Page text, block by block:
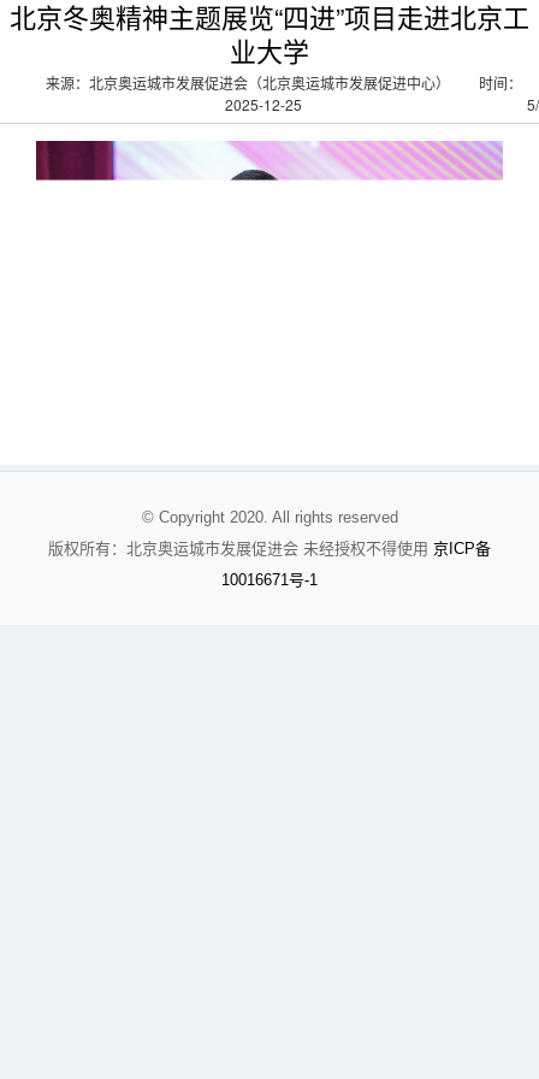
北京冬奥精神主题展览“四进”项目走进北京工
业大学
来源：北京奥运城市发展促进会（北京奥运城市发展促进中心）
时间：
2025-12-25
5/
© Copyright 2020. All rights reserved
版权所有：北京奥运城市发展促进会 未经授权不得使用 京 ICP备
10016671号-1